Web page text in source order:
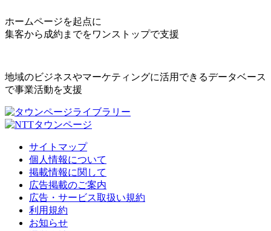
ホームページを起点に
集客から成約までをワンストップで支援
地域のビジネスやマーケティングに活用できるデータベース
で事業活動を支援
サイトマップ
個人情報について
掲載情報に関して
広告掲載のご案内
広告・サービス取扱い規約
利用規約
お知らせ